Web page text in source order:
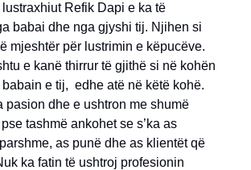
Refik Dapi e ka të
babai dhe nga gjyshi tij. Njihen si
mjeshtër për lustrimin e këpucëve.
e kanë thirrur të gjithë si në kohën
e tij, edhe atë në këtë kohë.
pasion dhe e ushtron me shumë
tashmë ankohet se s’ka as
as punë dhe as klientët që
ka fatin të ushtroj profesionin